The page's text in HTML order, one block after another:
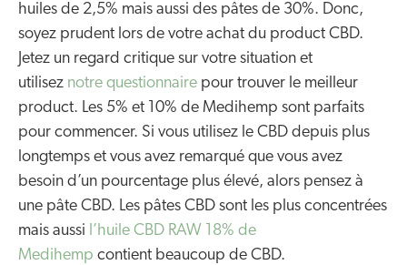
huiles de 2,5% mais aussi des pâtes de 30%. Donc,
soyez prudent lors de votre achat du product CBD.
Jetez un regard critique sur votre situation et
utilisez notre questionnaire pour trouver le meilleur
product. Les 5% et 10% de Medihemp sont parfaits
pour commencer. Si vous utilisez le CBD depuis plus
longtemps et vous avez remarqué que vous avez
besoin d’un pourcentage plus élevé, alors pensez à
une pâte CBD. Les pâtes CBD sont les plus concentrées
mais aussi l’huile CBD RAW 18% de
Medihemp contient beaucoup de CBD.